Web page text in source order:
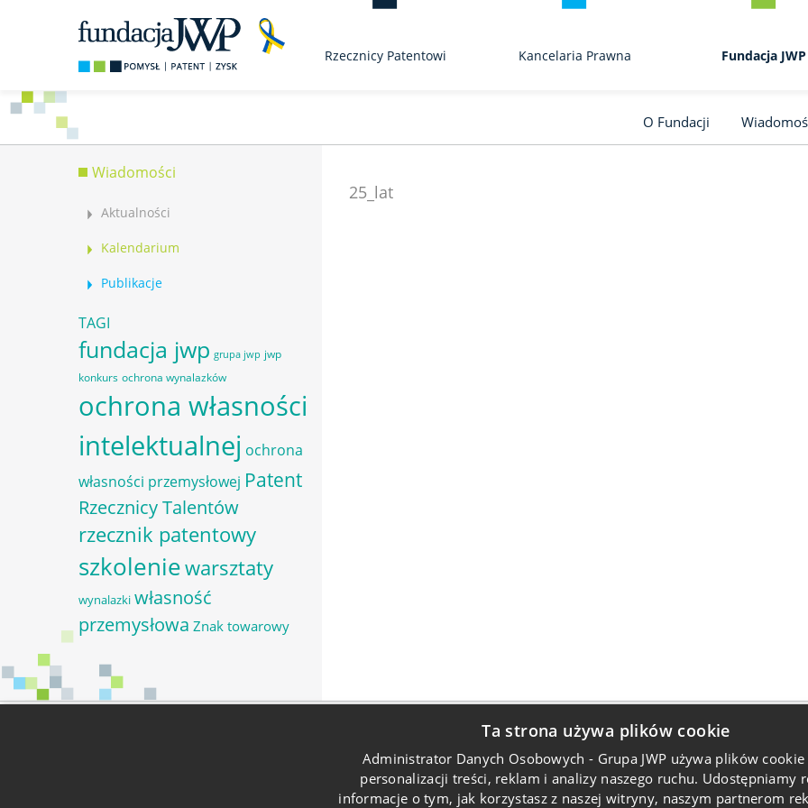
Rzecznicy Patentowi Kancelaria Prawna Fundacja JWP
O Fundacji
Wiadomości
Aktualności
Kalendarium
Publikacje
TAGI
fundacja jwp grupa jwp jwp
konkurs ochrona wynalazków
ochrona własności
intelektualnej ochrona
własności przemysłowej Patent
Rzecznicy Talentów
rzecznik patentowy
szkoleniewarsztaty
wynalazki własność
przemysłowa Znak towarowy
25_lat
Przerwa świąteczna
13 grudnia 2025
Kontakt
FUNDACJA JWP MASZ
PATENT. MASZ ZYSK!
UL. MIŃSKA 75,
Ta strona używa plików cookie
Administrator Danych Osobowych - Grupa JWP używa plików cookie
personalizacji treści, reklam i analizy naszego ruchu. Udostępniamy
informacje o tym, jak korzystasz z naszej witryny, naszym partnerom